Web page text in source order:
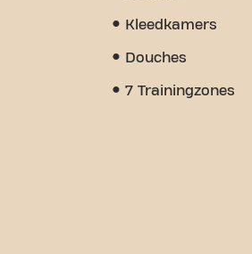
elkaar ontmoeten.
Kleedkamers
Douches
7 Trainingzones